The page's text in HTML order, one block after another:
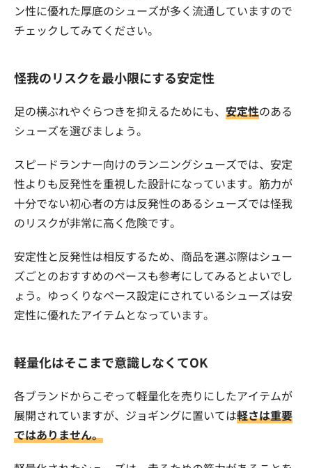
ン性に優れた厚底のシューズが多く流通していますので
チェックしてみてください。
怪我のリスクを最小限にする安定性
足の横ぶれやぐらつきを抑えるためにも、 安定性のある
シューズを選びましょう。
スピードランナー向けのランニングシューズでは、安定
性よりも反発性を重視した設計になっています。筋力が
十分でない初心者の方は反発性のあるシューズでは怪我
のリスクが非常に高く危険です。
安定性と反発性は相反するため、商品を選ぶ際はシュー
ズごとのおすすめのペースも参考にしてみるとよいでし
ょう。ゆっくりなペース設定にされているシューズは安
定性に優れたアイテムとなっています。
軽量化はそこまで意識しなくてOK
各ブランドからこぞって軽量化を売りにしたアイテムが
展開されていますが、ジョギングに置いては軽さは重要
ではありません。